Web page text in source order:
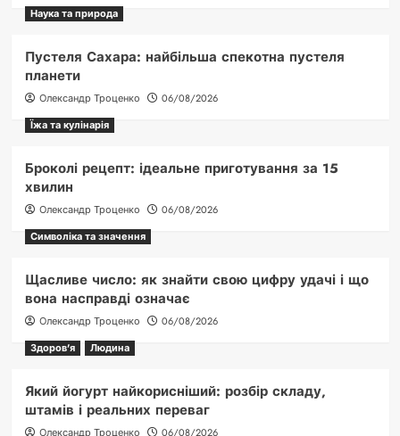
Наука та природа
Пустеля Сахара: найбільша спекотна пустеля
планети
Олександр Троценко
06/08/2026
Їжа та кулінарія
Броколі рецепт: ідеальне приготування за 15
хвилин
Олександр Троценко
06/08/2026
Символіка та значення
Щасливе число: як знайти свою цифру удачі і що
вона насправді означає
Олександр Троценко
06/08/2026
Здоров'я
Людина
Який йогурт найкорисніший: розбір складу,
штамів і реальних переваг
Олександр Троценко 06/08/2026